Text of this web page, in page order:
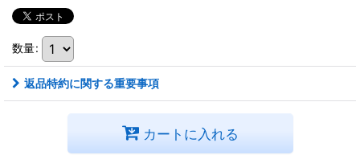
数量:
返品特約に関する重要事項
カートに入れる